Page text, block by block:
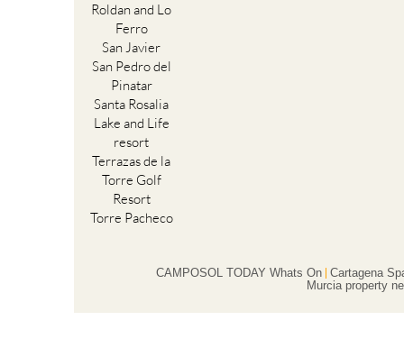
Roldan and Lo
Ferro
San Javier
San Pedro del
Pinatar
Santa Rosalia
Lake and Life
resort
Terrazas de la
Torre Golf
Resort
Torre Pacheco
CAMPOSOL TODAY Whats On
Cartagena
Murcia property